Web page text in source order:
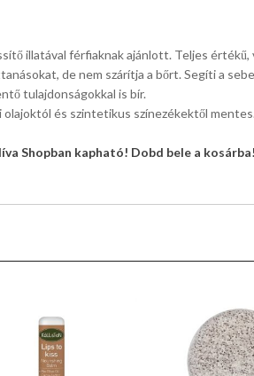
illatával férfiaknak ajánlott. Teljes értékű,
de nem szárítja a bőrt. Segíti a
tulajdonságokkal is bír.
olajoktól és szintetikus színezékektől mentes.
Shopban kapható! Dobd bele a kosárba!